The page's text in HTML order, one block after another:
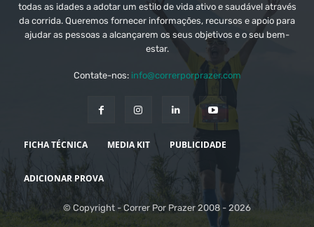
todas as idades a adotar um estilo de vida ativo e saudável através
da corrida. Queremos fornecer informações, recursos e apoio para
ajudar as pessoas a alcançarem os seus objetivos e o seu bem-
estar.
Contate-nos: info@correrporprazer.com
FICHA TÉCNICA MEDIA KIT PUBLICIDADE
ADICIONAR PROVA
© Copyright - Correr Por Prazer 2008 - 2026